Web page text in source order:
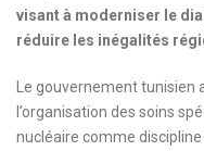
visant à moderniser le
réduire les inégalités
Le gouvernement
l’organisation des soins
nucléaire comme